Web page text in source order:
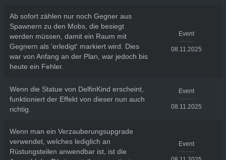
Ab sofort zählen nur noch Gegner aus
Spawnern zu den Mobs, die besiegt
werden müssen, damit ein Raum mit
Gegnern als 'erledigt' markiert wird. Dies
war von Anfang an der Plan, war jedoch bis
heute ein Fehler.
Event
08.11.2025
Wenn die Statue von DelfinKind erscheint,
funktioniert der Effekt von dieser nun auch
richtig.
Event
08.11.2025
Wenn man ein Verzauberungsupgrade
verwendet, welches lediglich an
Rüstungsteilen anwendbar ist, ist die
Event